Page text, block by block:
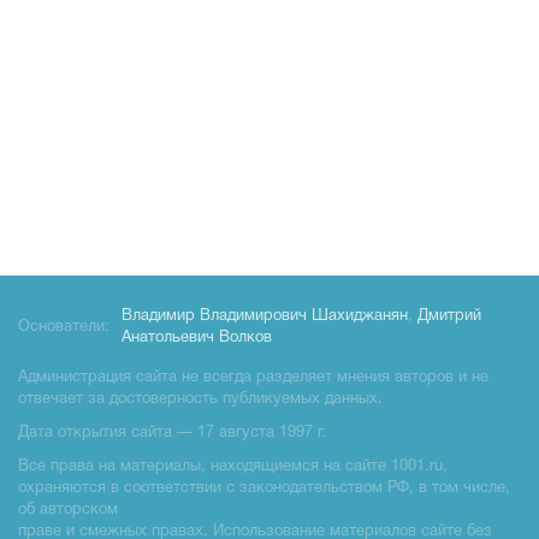
Основатели:
Владимир Владимирович Шахиджанян, Дмитрий
Анатольевич Волков
Администрация сайта не всегда разделяет мнения авторов и не
отвечает за достоверность публикуемых данных.
Дата открытия сайта — 17 августа 1997 г.
Все права на материалы, находящиемся на сайте 1001.ru,
охраняются в соответствии с законодательством РФ, в том числе,
об авторском
праве и смежных правах. Использование материалов сайте без